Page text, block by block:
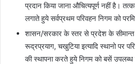
प्रदान किया जाना औचित्यपूर्ण नहीं है।
लगाते हुये सर्वप्रथम परिवहन निगम को
शासन/सरकार के स्तर से प्रदेश के सीमान्त
रूद्रप्रयाग, चखुटिया इत्यादि स्थानो पर
की स्थापना करते हुये निगम को बसें